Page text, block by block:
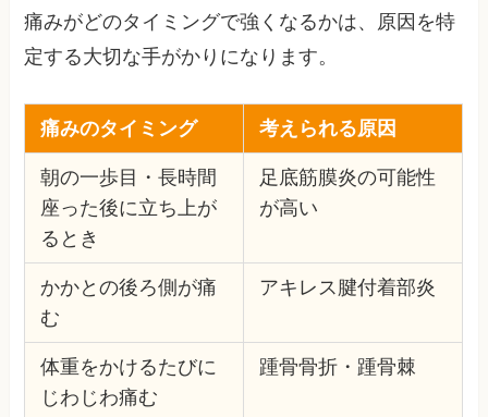
痛みがどのタイミングで強くなるかは、原因を特
定する大切な手がかりになります。
痛みのタイミング 考えられる原因
朝の一歩目・長時間
座った後に立ち上が
るとき
足底筋膜炎の可能性
が高い
かかとの後ろ側が痛
む
アキレス腱付着部炎
体重をかけるたびに
じわじわ痛む
踵骨骨折・踵骨棘